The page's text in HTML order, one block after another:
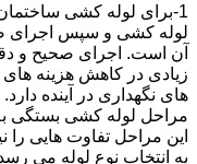
1-برای لوله کشی
لوله کشی و سپس اجرای
آن است. اجرای صحیح و
زیادی در کاهش هزینه های
های نگهداری در آینده دارد.
مراحل لوله کشی بستگی به
این مراحل تفاوت هایی را
به انتخاب نوع لوله می